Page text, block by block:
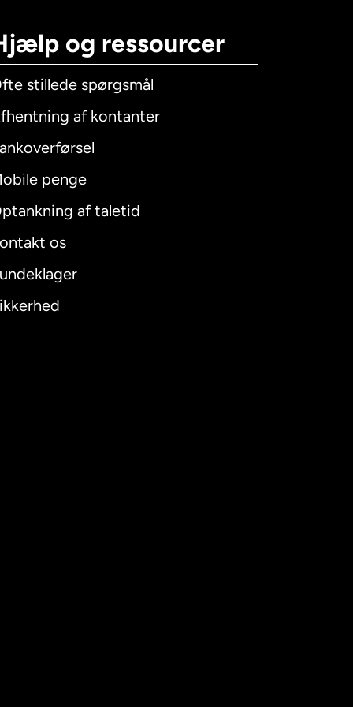
og ressourcer
stillede spørgsmål
af kontanter
penge
af taletid
os